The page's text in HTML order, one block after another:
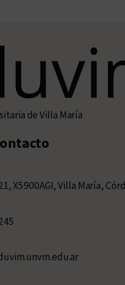
de Villa María
X5900AGI, Villa María,